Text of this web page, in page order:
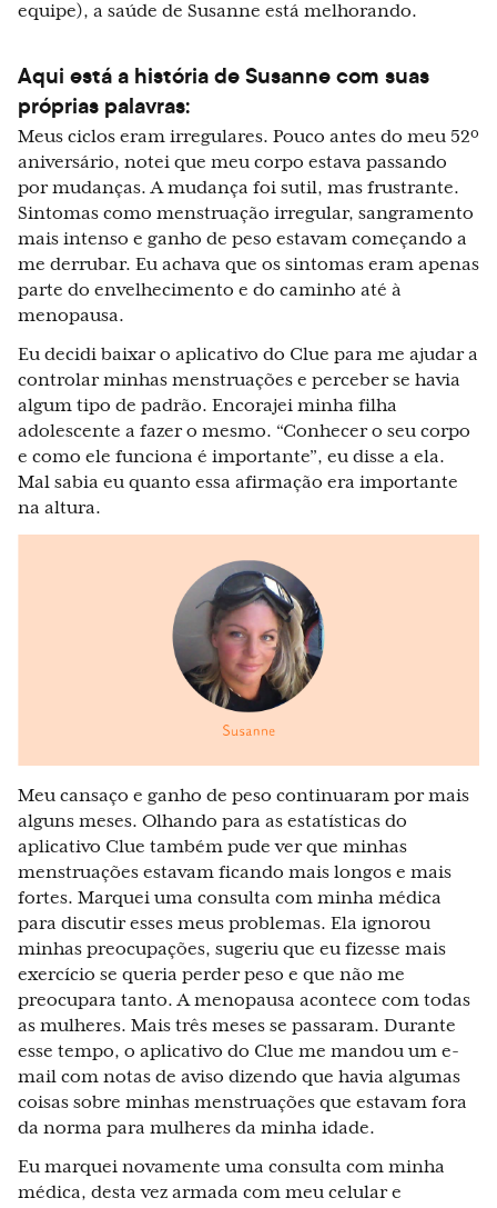
equipe), a saúde de Susanne está melhorando.
Aqui está a história de Susanne com suas
próprias palavras:
Meus ciclos eram irregulares. Pouco antes do meu 52º
aniversário, notei que meu corpo estava passando
por mudanças. A mudança foi sutil, mas frustrante.
Sintomas como menstruação irregular, sangramento
mais intenso e ganho de peso estavam começando a
me derrubar. Eu achava que os sintomas eram apenas
parte do envelhecimento e do caminho até à
menopausa.
Eu decidi baixar o aplicativo do Clue para me ajudar a
controlar minhas menstruações e perceber se havia
algum tipo de padrão. Encorajei minha filha
adolescente a fazer o mesmo. “Conhecer o seu corpo
e como ele funciona é importante”, eu disse a ela.
Mal sabia eu quanto essa afirmação era importante
na altura.
Meu cansaço e ganho de peso continuaram por mais
alguns meses. Olhando para as estatísticas do
aplicativo Clue também pude ver que minhas
menstruações estavam ficando mais longos e mais
fortes. Marquei uma consulta com minha médica
para discutir esses meus problemas. Ela ignorou
minhas preocupações, sugeriu que eu fizesse mais
exercício se queria perder peso e que não me
preocupara tanto. A menopausa acontece com todas
as mulheres. Mais três meses se passaram. Durante
esse tempo, o aplicativo do Clue me mandou um e-
mail com notas de aviso dizendo que havia algumas
coisas sobre minhas menstruações que estavam fora
da norma para mulheres da minha idade.
Eu marquei novamente uma consulta com minha
médica, desta vez armada com meu celular e